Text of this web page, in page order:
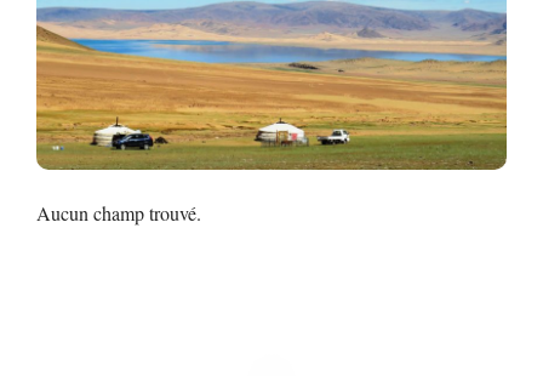
Aucun champ trouvé.